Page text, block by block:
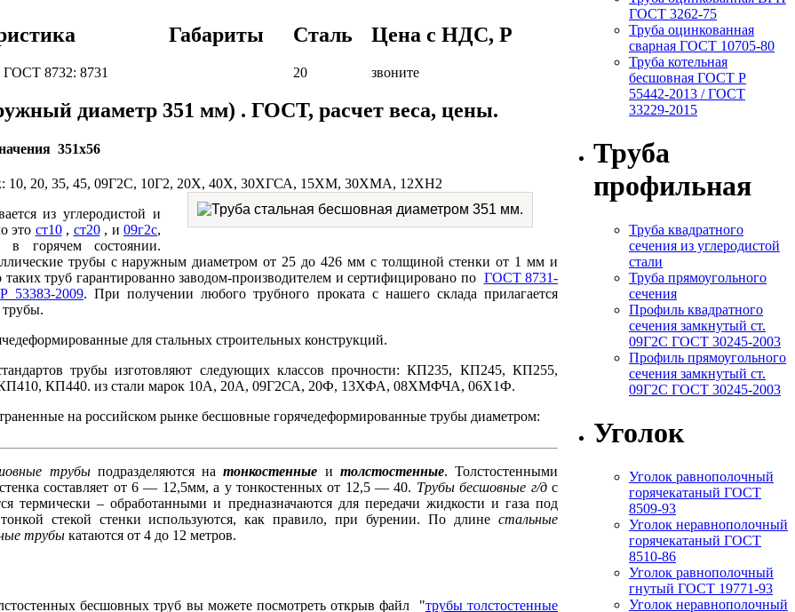
Габариты Сталь Цена c НДС, Р
ГОСТ 8732: 8731 20 звоните
диаметр 351 мм) . ГОСТ, расчет веса, цены.
351х56
10, 20, 35, 45, 09Г2С, 10Г2, 20Х, 40Х, 30ХГСА, 15ХМ, 30ХМА, 12ХН2
из углеродистой и
это ст10, ст20, и 09г2с,
в горячем состоянии.
трубы с наружным диаметром от 25 до 426 мм с толщиной стенки от 1 мм и
таких труб гарантированно заводом-производителем и сертифицировано по ГОСТ 8731-
53383-2009. При получении любого трубного проката с нашего склада прилагается
для стальных строительных конструкций.
трубы изготовляют следующих классов прочности: КП235, КП245, КП255,
КП440. из стали марок 10А, 20А, 09Г2СА, 20Ф, 13ХФА, 08ХМФЧА, 06Х1Ф.
на российском рынке бесшовные горячедеформированные трубы диаметром:
трубыподразделяются натонкостенные и толстостенные. Толстостенными
составляет от 6 — 12,5мм, а у тонкостенных от 12,5 — 40. Трубы бесшовные г/дс
термически – обработанными и предназначаются для передачи жидкости и газа под
стекой стенки используются, как правило, при бурении. По длине стальные
трубы катаются от 4 до 12 метров.
бесшовных труб вы можете посмотреть открыв файл "трубы толстостенные
ГОСТ 3262-75
Труба оцинкованная
сварная ГОСТ 10705-80
Труба котельная
бесшовная ГОСТ Р
55442-2013 / ГОСТ
33229-2015
Труба
профильная
Труба квадратного
сечения из углеродистой
стали
Труба прямоугольного
сечения
Профиль квадратного
сечения замкнутый ст.
09Г2С ГОСТ 30245-2003
Профиль прямоугольного
сечения замкнутый ст.
09Г2С ГОСТ 30245-2003
Уголок
Уголок равнополочный
горячекатаный ГОСТ
8509-93
Уголок неравнополочный
горячекатаный ГОСТ
8510-86
Уголок равнополочный
гнутый ГОСТ 19771-93
Уголок неравнополочный